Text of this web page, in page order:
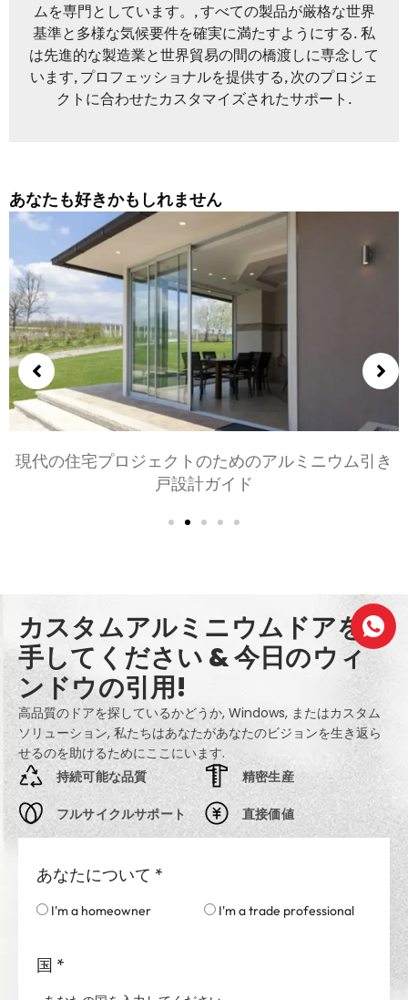
ムを専門としています。, すべての製品が厳格な世界
基準と多様な気候要件を確実に満たすようにする. 私
は先進的な製造業と世界貿易の間の橋渡しに専念して
います, プロフェッショナルを提供する, 次のプロジェ
クトに合わせたカスタマイズされたサポート.
あなたも好きかもしれません
現代の住宅プロジェクトのためのアルミニウム引き
戸設計ガイド
カスタムアルミニウムドアを入
手してください & 今日のウィ
ンドウの引用!
高品質のドアを探しているかどうか, Windows, またはカスタム
ソリューション, 私たちはあなたがあなたのビジョンを生き返ら
せるのを助けるためにここにいます.
持続可能な品質
フルサイクルサポート
精密生産
直接価値
あなたについて *
I'm a homeowner I'm a trade professional
国 *